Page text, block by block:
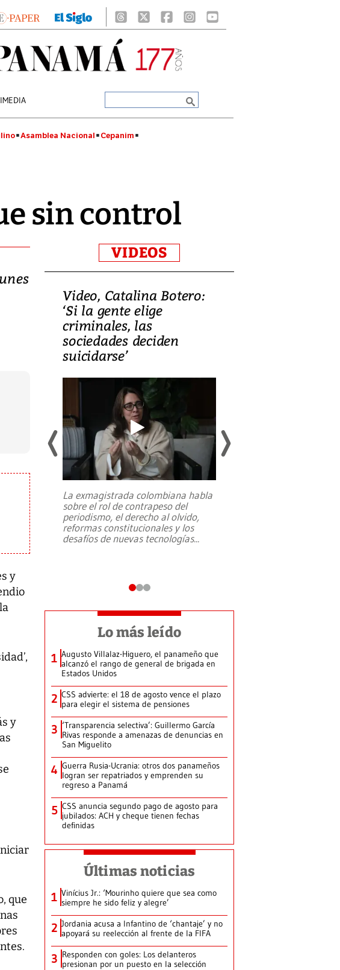
Asamblea Nacional Cepanim
sin control
y
y
que
VIDEOS
Video, Catalina Botero:
‘Si la gente elige
criminales, las
sociedades deciden
suicidarse’
La exmagistrada colombiana habla
sobre el rol de contrapeso del
periodismo, el derecho al olvido,
reformas constitucionales y los
desafíos de nuevas tecnologías...
Lo más leído
1 Augusto Villalaz-Higuero, el panameño que
alcanzó el rango de general de brigada en
Estados Unidos
2 CSS advierte: el 18 de agosto vence el plazo
para elegir el sistema de pensiones
3 ‘Transparencia selectiva’: Guillermo García
Rivas responde a amenazas de denuncias en
San Miguelito
4 Guerra Rusia-Ucrania: otros dos panameños
logran ser repatriados y emprenden su
regreso a Panamá
5 CSS anuncia segundo pago de agosto para
jubilados: ACH y cheque tienen fechas
definidas
Últimas noticias
1 Vinícius Jr.: ‘Mourinho quiere que sea como
siempre he sido feliz y alegre’
2 Jordania acusa a Infantino de ‘chantaje’ y no
apoyará su reelección al frente de la FIFA
3 Responden con goles: Los delanteros
presionan por un puesto en la selección